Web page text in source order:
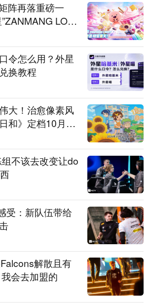
阵再落重磅一
LOO
游《消消奇遇》
令怎么用？外星
换教程
大！治愈像素风
和》定档10月30
不该去改变让do
受：新队伍带给
解散且有
会去加盟的